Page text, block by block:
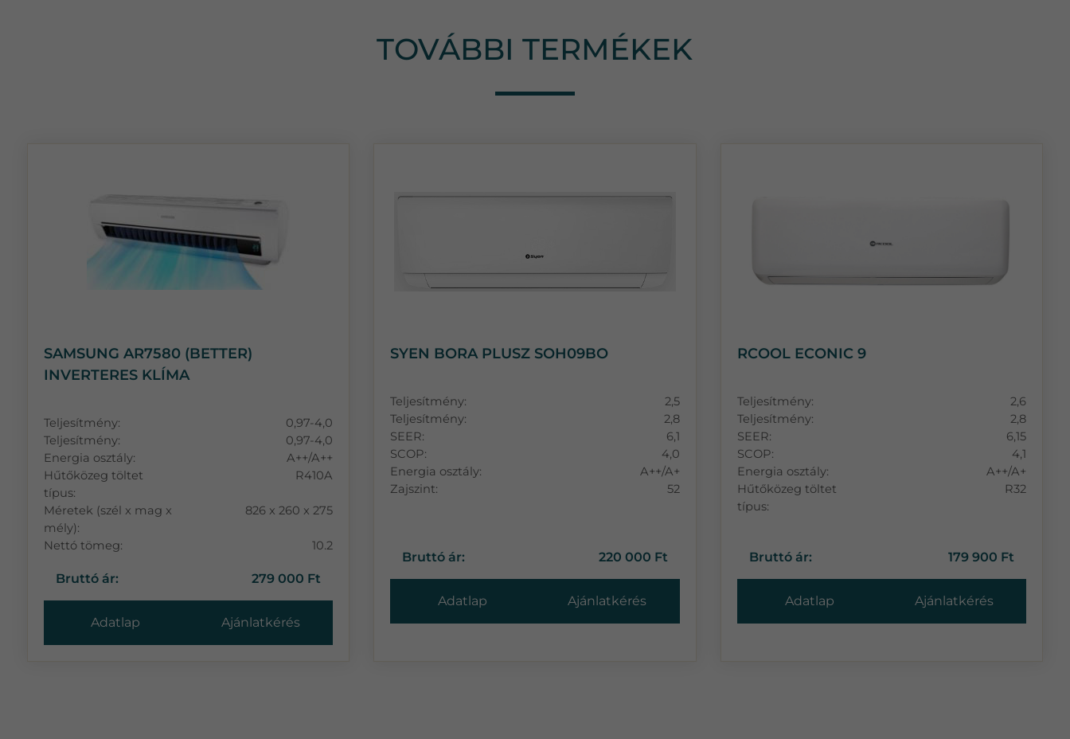
TOVÁBBI TERMÉKEK
SAMSUNG AR7580 (BETTER)
INVERTERES KLÍMA
Teljesítmény:
0,97‐4,0
Teljesítmény:
0,97‐4,0
Energia osztály:
A++/A++
Hűtőközeg töltet
típus:
R410A
Méretek (szél x mag x
mély):
826 x 260 x 275
Nettó tömeg: 10.2
Bruttó ár: 279 000 Ft
Adatlap Ajánlatkérés
SYEN BORA PLUSZ SOH09BO
Teljesítmény:
2,5
Teljesítmény:
2,8
SEER:
6,1
SCOP:
4,0
Energia osztály:
A++/A+
Zajszint:
52
Bruttó ár: 220 000 Ft
Adatlap Ajánlatkérés
RCOOL ECONIC 9
Teljesítmény:
2,6
Teljesítmény:
2,8
SEER:
6,15
SCOP:
4,1
Energia osztály:
A++/A+
Hűtőközeg töltet
típus:
R32
Bruttó ár: 179 900 Ft
Adatlap Ajánlatkérés